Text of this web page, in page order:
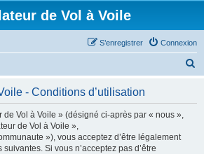
de Vol à Voile
Connexion
S’enregistrer
- Conditions d’utilisation
de Vol à Voile » (désigné ci-après par « nous »,
de Vol à Voile »,
»), vous acceptez d’être légalement
Si vous n’acceptez pas d’être